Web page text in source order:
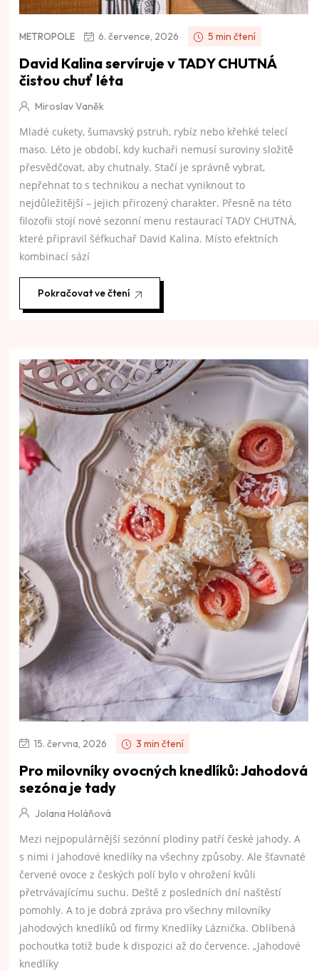
METROPOLE 6. července, 2026 5 min čtení
David Kalina servíruje v TADY CHUTNÁ
čistou chuť léta
Miroslav Vaněk
Mladé cukety, šumavský pstruh, rybíz nebo křehké telecí
maso. Léto je období, kdy kuchaři nemusí suroviny složitě
přesvědčovat, aby chutnaly. Stačí je správně vybrat,
nepřehnat to s technikou a nechat vyniknout to
nejdůležitější – jejich přirozený charakter. Přesně na této
filozofii stojí nové sezonní menu restaurací TADY CHUTNÁ,
které připravil šéfkuchař David Kalina. Místo efektních
kombinací sází
Pokračovat ve čtení
15. června, 2026 3 min čtení
Pro milovníky ovocných knedlíků: Jahodová
sezóna je tady
Jolana Holáňová
Mezi nejpopulárnější sezónní plodiny patří české jahody. A
s nimi i jahodové knedlíky na všechny způsoby. Ale šťavnaté
červené ovoce z českých polí bylo v ohrožení kvůli
přetrvávajícímu suchu. Deště z posledních dní naštěstí
pomohly. A to je dobrá zpráva pro všechny milovníky
jahodových knedlíků od firmy Knedlíky Láznička. Oblíbená
pochoutka totiž bude k dispozici až do července. „Jahodové
knedlíky